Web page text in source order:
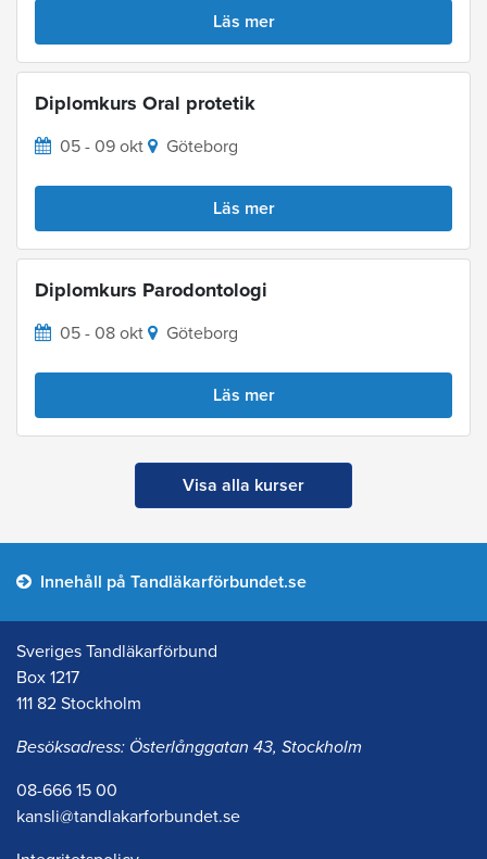
Läs mer
Diplomkurs Oral protetik
05 - 09 okt Göteborg
Läs mer
Diplomkurs Parodontologi
05 - 08 okt Göteborg
Läs mer
Visa alla kurser
Innehåll på Tandläkarförbundet.se
Sveriges Tandläkarförbund
Box 1217
111 82 Stockholm
Besöksadress: Österlånggatan 43, Stockholm
08-666 15 00
kansli@tandlakarforbundet.se